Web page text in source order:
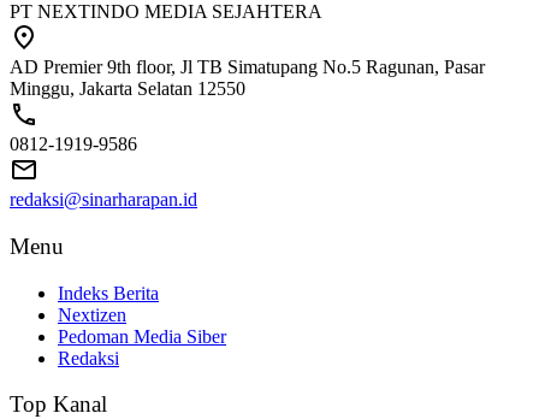
PT NEXTINDO MEDIA SEJAHTERA
AD Premier 9th floor, Jl TB Simatupang No.5 Ragunan, Pasar
Minggu, Jakarta Selatan 12550
0812-1919-9586
redaksi@sinarharapan.id
Menu
Indeks Berita
Nextizen
Pedoman Media Siber
Redaksi
Top Kanal